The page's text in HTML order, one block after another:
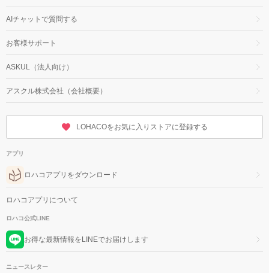
AIチャットで質問する
お客様サポート
ASKUL（法人向け）
アスクル株式会社（会社概要）
LOHACOをお気に入りストアに登録する
アプリ
ロハコアプリをダウンロード
ロハコアプリについて
ロハコ公式LINE
お得な最新情報をLINEでお届けします
ニュースレター